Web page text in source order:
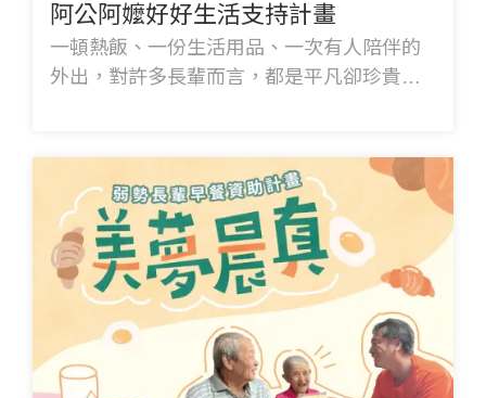
阿公阿嬤好好生活支持計畫
一頓熱飯、一份生活用品、一次有人陪伴的
外出，對許多長輩而言，都是平凡卻珍貴的